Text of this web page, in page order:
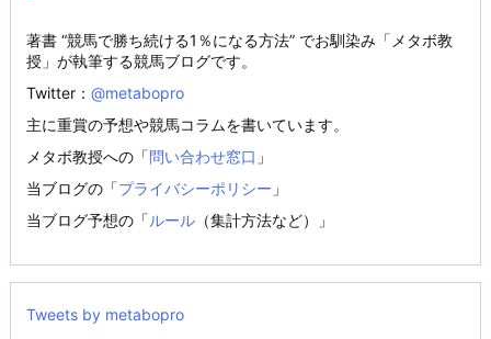
著書 “競馬で勝ち続ける1％になる方法” でお馴染み「メタボ教
授」が執筆する競馬ブログです。
Twitter： @metabopro
主に重賞の予想や競馬コラムを書いています。
メタボ教授への「問い合わせ窓口 」
当ブログの「プライバシーポリシー 」
当ブログ予想の「ルール （集計方法など）」
Tweets by metabopro